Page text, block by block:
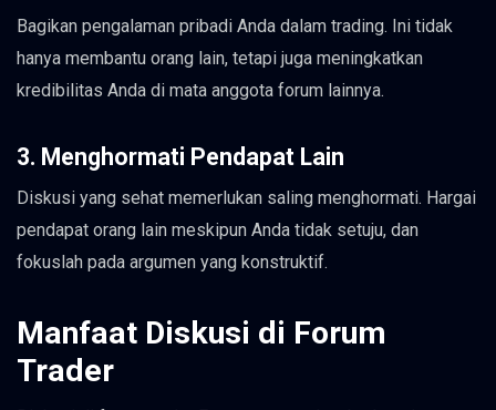
Bagikan pengalaman pribadi Anda dalam trading. Ini tidak
hanya membantu orang lain, tetapi juga meningkatkan
kredibilitas Anda di mata anggota forum lainnya.
3. Menghormati Pendapat Lain
Diskusi yang sehat memerlukan saling menghormati. Hargai
pendapat orang lain meskipun Anda tidak setuju, dan
fokuslah pada argumen yang konstruktif.
Manfaat Diskusi di Forum
Trader